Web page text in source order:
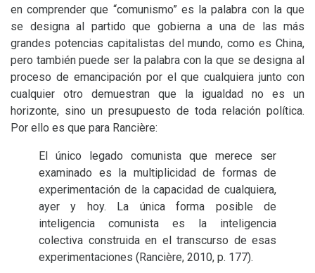
en comprender que “comunismo” es la palabra con la que
se designa al partido que gobierna a una de las más
grandes potencias capitalistas del mundo, como es China,
pero también puede ser la palabra con la que se designa al
proceso de emancipación por el que cualquiera junto con
cualquier otro demuestran que la igualdad no es un
horizonte, sino un presupuesto de toda relación política.
Por ello es que para Rancière:
El único legado comunista que merece ser
examinado es la multiplicidad de formas de
experimentación de la capacidad de cualquiera,
ayer y hoy. La única forma posible de
inteligencia comunista es la inteligencia
colectiva construida en el transcurso de esas
experimentaciones (Rancière, 2010, p. 177).